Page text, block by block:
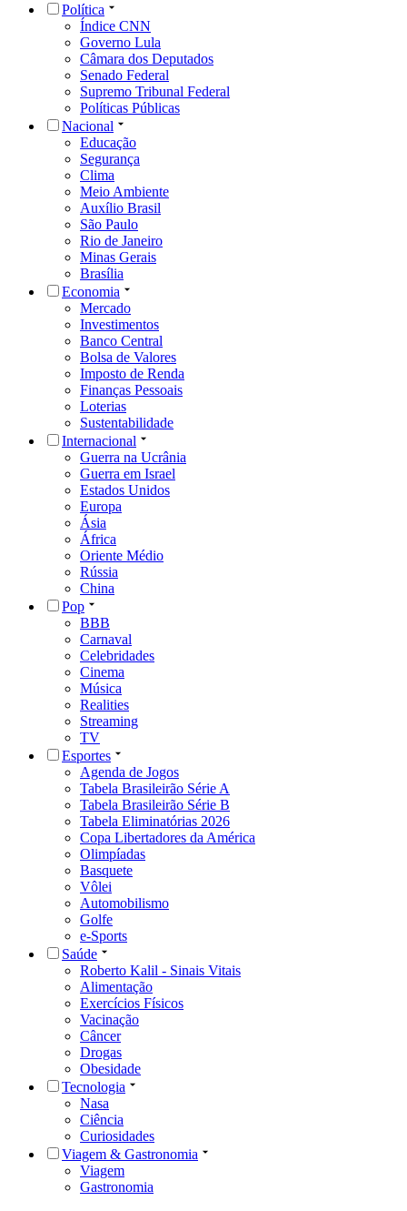
Política
Índice CNN
Governo Lula
Câmara dos Deputados
Senado Federal
Supremo Tribunal Federal
Políticas Públicas
Nacional
Educação
Segurança
Clima
Meio Ambiente
Auxílio Brasil
São Paulo
Rio de Janeiro
Minas Gerais
Brasília
Economia
Mercado
Investimentos
Banco Central
Bolsa de Valores
Imposto de Renda
Finanças Pessoais
Loterias
Sustentabilidade
Internacional
Guerra na Ucrânia
Guerra em Israel
Estados Unidos
Europa
Ásia
África
Oriente Médio
Rússia
China
Pop
BBB
Carnaval
Celebridades
Cinema
Música
Realities
Streaming
TV
Esportes
Agenda de Jogos
Tabela Brasileirão Série A
Tabela Brasileirão Série B
Tabela Eliminatórias 2026
Copa Libertadores da América
Olimpíadas
Basquete
Vôlei
Automobilismo
Golfe
e-Sports
Saúde
Roberto Kalil - Sinais Vitais
Alimentação
Exercícios Físicos
Vacinação
Câncer
Drogas
Obesidade
Tecnologia
Nasa
Ciência
Curiosidades
Viagem & Gastronomia
Viagem
Gastronomia